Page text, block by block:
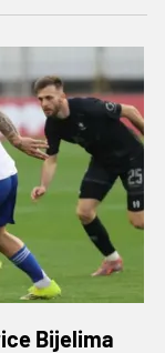
Bijelima